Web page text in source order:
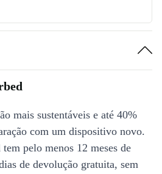
mais sustentáveis e até 40%
com um dispositivo novo.
pelo menos 12 meses de
de devolução gratuita, sem